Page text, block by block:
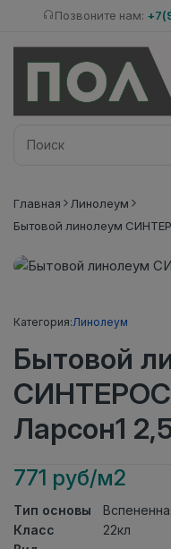
Позвоните нам:
Главная
Линолеум
Бытовой линолеум
Категория:Линолеум
Бытовой
Ларсон1
771 руб/м2
Тип основы
Класс
22кл